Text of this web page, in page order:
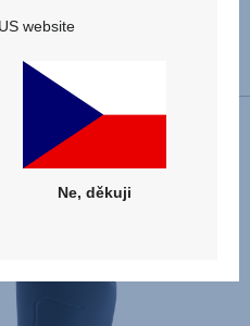
kg
website
Ne, děkuji